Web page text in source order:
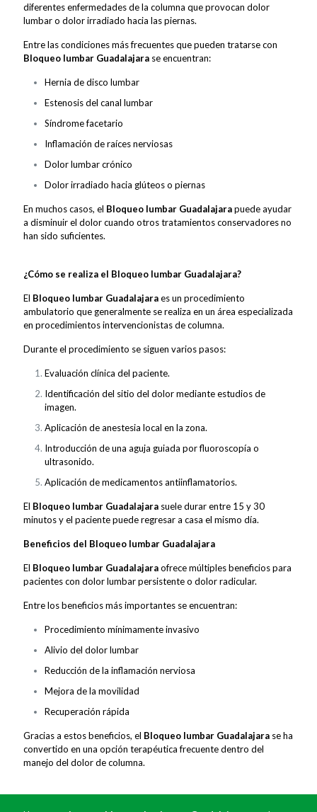
diferentes enfermedades de la columna que provocan dolor
lumbar o dolor irradiado hacia las piernas.
Entre las condiciones más frecuentes que pueden tratarse con
Bloqueo lumbar Guadalajara se encuentran:
Hernia de disco lumbar
Estenosis del canal lumbar
Síndrome facetario
Inflamación de raíces nerviosas
Dolor lumbar crónico
Dolor irradiado hacia glúteos o piernas
En muchos casos, el Bloqueo lumbar Guadalajarapuede ayudar
a disminuir el dolor cuando otros tratamientos conservadores no
han sido suficientes.
¿Cómo se realiza el Bloqueo lumbar Guadalajara?
El Bloqueo lumbar Guadalajaraes un procedimiento
ambulatorio que generalmente se realiza en un área especializada
en procedimientos intervencionistas de columna.
Durante el procedimiento se siguen varios pasos:
Evaluación clínica del paciente.
Identificación del sitio del dolor mediante estudios de
imagen.
Aplicación de anestesia local en la zona.
Introducción de una aguja guiada por fluoroscopía o
ultrasonido.
Aplicación de medicamentos antiinflamatorios.
El Bloqueo lumbar Guadalajara suele durar entre 15 y 30
minutos y el paciente puede regresar a casa el mismo día.
Beneficios del Bloqueo lumbar Guadalajara
El Bloqueo lumbar Guadalajaraofrece múltiples beneficios para
pacientes con dolor lumbar persistente o dolor radicular.
Entre los beneficios más importantes se encuentran:
Procedimiento mínimamente invasivo
Alivio del dolor lumbar
Reducción de la inflamación nerviosa
Mejora de la movilidad
Recuperación rápida
Gracias a estos beneficios, el Bloqueo lumbar Guadalajara se ha
convertido en una opción terapéutica frecuente dentro del
manejo del dolor de columna.